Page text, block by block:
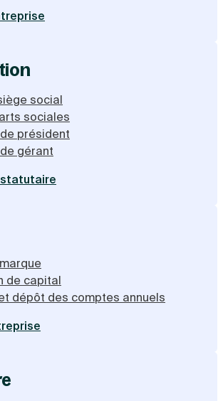
social
sociales
président
gérant
de capital
dépôt des comptes annuels